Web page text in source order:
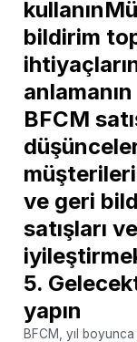
bildirim
BFCM
ve geri
satışları
5.
yapın
BFCM, yıl